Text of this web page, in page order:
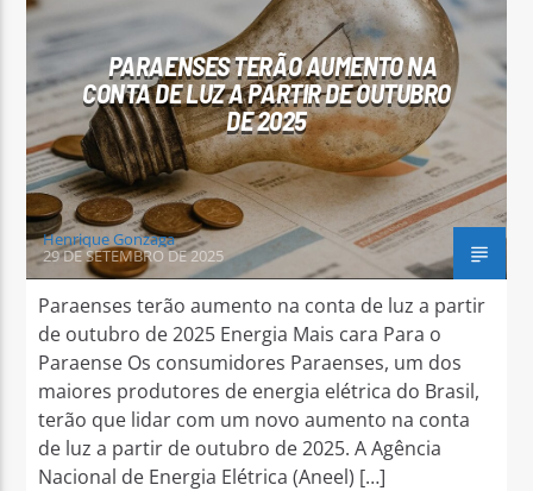
Arara Azul FM
PARAENSES TERÃO AUMENTO NA
CONTA DE LUZ A PARTIR DE OUTUBRO
DE 2025
Henrique Gonzaga
29 DE SETEMBRO DE 2025
Paraenses terão aumento na conta de luz a partir
de outubro de 2025 Energia Mais cara Para o
Paraense Os consumidores Paraenses, um dos
maiores produtores de energia elétrica do Brasil,
terão que lidar com um novo aumento na conta
de luz a partir de outubro de 2025. A Agência
Nacional de Energia Elétrica (Aneel) […]